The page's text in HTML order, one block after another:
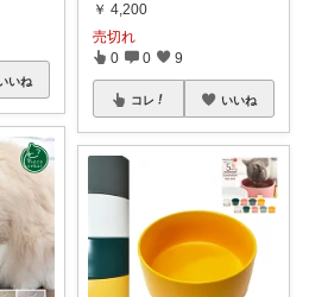
いね
￥ 4,200
売切れ
0 0 9
コレ いいね